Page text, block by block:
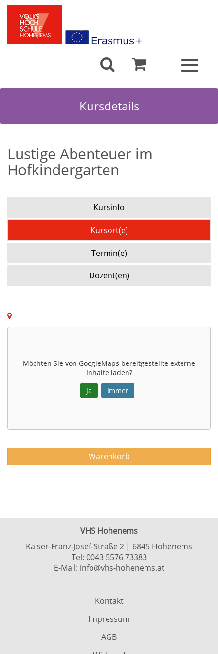
Toggle
Kursdetails
Lustige Abenteuer im
Hofkindergarten
Kursinfo
Kursort(e)
Termin(e)
Dozent(en)
Möchten Sie von GoogleMaps bereitgestellte externe
Inhalte laden?
Ja
Immer
Warenkorb
VHS Hohenems
Kaiser-Franz-Josef-Straße 2 | 6845 Hohenems
Tel: 0043 5576 73383
E-Mail: info@vhs-hohenems.at
Kontakt
Impressum
AGB